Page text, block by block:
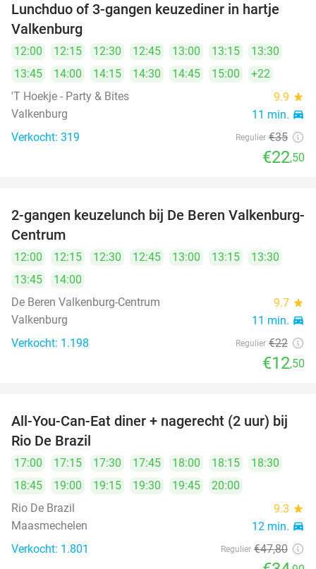
36%
Lunchduo of 3-gangen keuzediner in hartje
Valkenburg
12:00 12:15 12:30 12:45 13:00 13:15
13:30
13:45
14:00 14:15 14:30 14:45 15:00
+22
'T Hoekje - Party & Bites
9.9 star
Valkenburg 11 min. directions_car
Verkocht: 319 Regulier €35
€22,50
43%
2-gangen keuzelunch bij De Beren Valkenburg-
Centrum
12:00 12:15 12:30 12:45 13:00 13:15
13:30
13:45
14:00
De Beren Valkenburg-Centrum
9.7 star
Valkenburg 11 min. directions_car
Verkocht: 1.198 Regulier €22
€12,50
27%
All-You-Can-Eat diner + nagerecht (2 uur) bij
Rio De Brazil
17:00 17:15 17:30 17:45 18:00 18:15
18:30
18:45
19:00 19:15 19:30 19:45
20:00
Rio De Brazil
9.3 star
Maasmechelen 12 min. directions_car
Verkocht: 1.801 Regulier €47,80